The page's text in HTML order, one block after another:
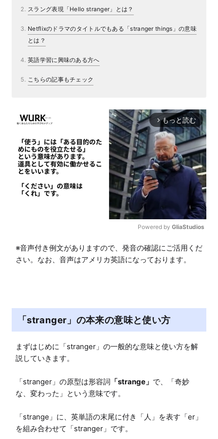
スラング表現「Hello stranger」とは？
Netflixのドラマのタイトルでもある「stranger things」の意味
とは？
英語学習に興味のある方へ
こちらの記事もチェック
arrow_forward_ios もっと読む
M
u
Powered by GliaStudios
※音声付き例文がありますので、発音の確認にご活用くだ
さい。なお、音声はアメリカ英語になっております。
「stranger」の本来の意味と使い方
まずはじめに「stranger」の一般的な意味と使い方を解
説していきます。
「stranger」の原型は形容詞 「strange」 で、「奇妙
な、変わった」という意味です。
「strange」に、英単語の末尾に付き「人」を表す「er」
を組み合わせて「stranger」です。